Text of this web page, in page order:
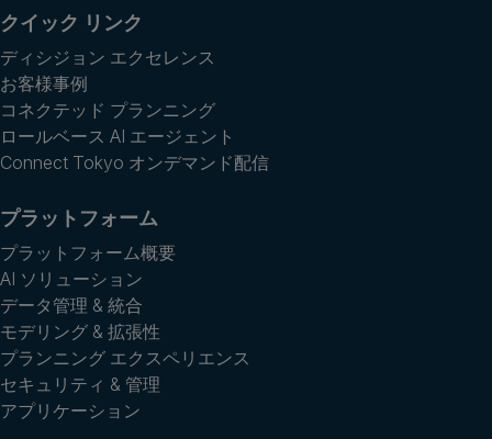
クイック リンク
ディシジョン エクセレンス
お客様事例
コネクテッド プランニング
ロールベース AI エージェント
Connect Tokyo オンデマンド配信
プラットフォーム
プラットフォーム概要
AI ソリューション
データ管理 & 統合
モデリング & 拡張性
プランニング エクスペリエンス
セキュリティ & 管理
アプリケーション